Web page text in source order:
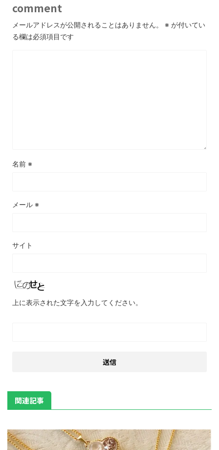
comment
メールアドレスが公開されることはありません。 ※ が付いてい
る欄は必須項目です
名前 ※
メール ※
サイト
上に表示された文字を入力してください。
関連記事